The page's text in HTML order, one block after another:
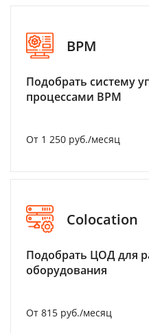
BPM
Подобрать систему
процессами BPM
От 1 250 руб./месяц
Colocation
Подобрать ЦОД для
оборудования
От 815 руб./месяц